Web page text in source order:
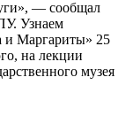
— сообщал
Узнаем
и Маргариты» 25
на лекции
музея